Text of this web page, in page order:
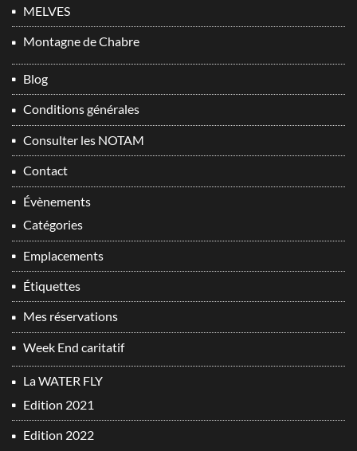
MELVES
Montagne de Chabre
Blog
Conditions générales
Consulter les NOTAM
Contact
Évènements
Catégories
Emplacements
Étiquettes
Mes réservations
Week End caritatif
La WATER FLY
Edition 2021
Edition 2022